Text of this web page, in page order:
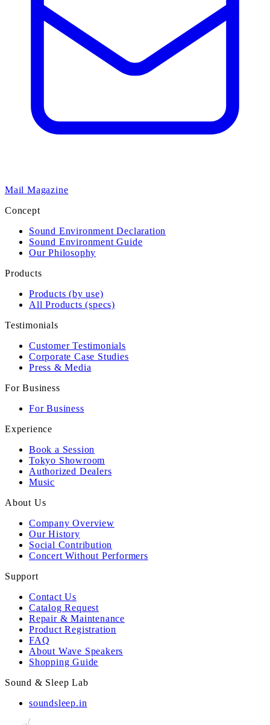
Mail Magazine
Concept
Sound Environment Declaration
Sound Environment Guide
Our Philosophy
Products
Products (by use)
All Products (specs)
Testimonials
Customer Testimonials
Corporate Case Studies
Press & Media
For Business
For Business
Experience
Book a Session
Tokyo Showroom
Authorized Dealers
Music
About Us
Company Overview
Our History
Social Contribution
Concert Without Performers
Support
Contact Us
Catalog Request
Repair & Maintenance
Product Registration
FAQ
About Wave Speakers
Shopping Guide
Sound & Sleep Lab
soundsleep.in